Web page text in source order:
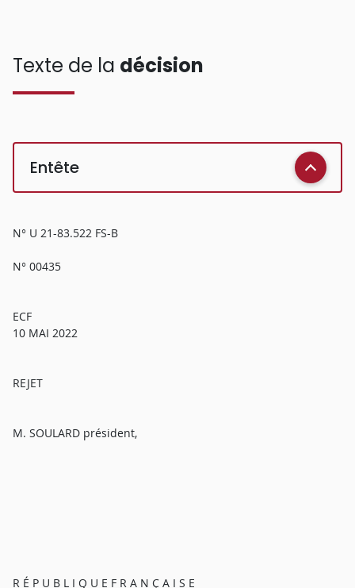
Texte de la décision
Entête
N° U 21-83.522 FS-B
N° 00435
ECF
10 MAI 2022
REJET
M. SOULARD président,
R É P U B L I Q U E F R A N Ç A I S E